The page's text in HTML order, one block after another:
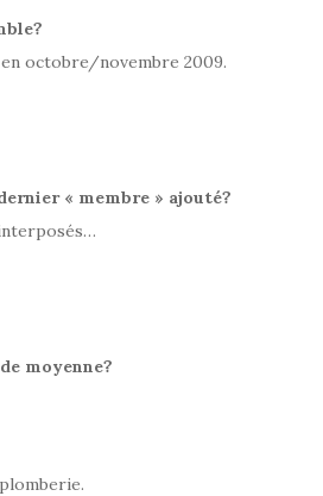
octobre/novembre 2009.
« membre » ajouté?
moyenne?